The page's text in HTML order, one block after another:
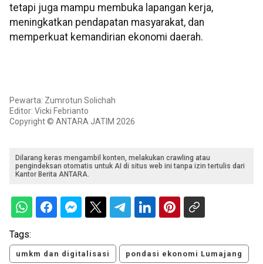
tetapi juga mampu membuka lapangan kerja,
meningkatkan pendapatan masyarakat, dan
memperkuat kemandirian ekonomi daerah.
Pewarta: Zumrotun Solichah
Editor: Vicki Febrianto
Copyright © ANTARA JATIM 2026
Dilarang keras mengambil konten, melakukan crawling atau
pengindeksan otomatis untuk AI di situs web ini tanpa izin tertulis dari
Kantor Berita ANTARA.
Tags:
umkm dan digitalisasi pondasi ekonomi Lumajang